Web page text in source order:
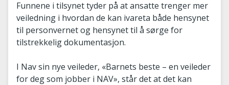
Funnene i tilsynet tyder på at ansatte trenger mer
veiledning i hvordan de kan ivareta både hensynet
til personvernet og hensynet til å sørge for
tilstrekkelig dokumentasjon.
I Nav sin nye veileder, «Barnets beste – en veileder
for deg som jobber i NAV», står det at det kan